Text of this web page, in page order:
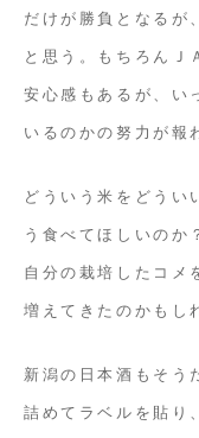
だけが勝負となるが
と思う。もちろんＪ
安心感もあるが、い
いるのかの努力が報
どういう米をどうい
う食べてほしいのか
自分の栽培したコメ
増えてきたのかもし
新潟の日本酒もそう
詰めてラベルを貼り